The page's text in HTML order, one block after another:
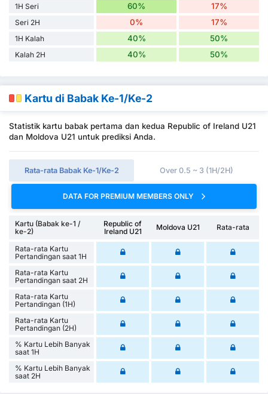
1H Seri 60% 17%
Seri 2H 0% 17%
1H Kalah 40% 50%
Kalah 2H 40% 50%
Kartu di Babak Ke-1/Ke-2
Statistik kartu babak pertama dan kedua Republic of Ireland U21
dan Moldova U21 untuk prediksi Anda.
Rata-rata Babak Ke-1/Ke-2 Over 0.5 ~ 3 (1H/2H)
DATA FOR PREMIUM MEMBERS ONLY
Kartu (Babak ke-1 /
ke-2)
Republic of
Ireland U21
Moldova U21 Rata-rata
Rata-rata Kartu
Pertandingan saat 1H
Rata-rata Kartu
Pertandingan saat 2H
Rata-rata Kartu
Pertandingan (1H)
Rata-rata Kartu
Pertandingan (2H)
% Kartu Lebih Banyak
saat 1H
% Kartu Lebih Banyak
saat 2H